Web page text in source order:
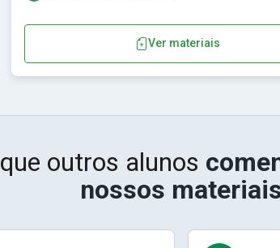
Ver materiais
outros alunos
nossos